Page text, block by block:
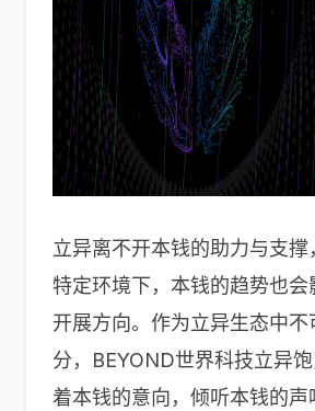
立异离不开本钱的助力与支撑
特定环境下，本钱的趋势也会
开展方向。作为立异生态中不
分，BEYOND世界科技立异
着本钱的意向，倾听本钱的声